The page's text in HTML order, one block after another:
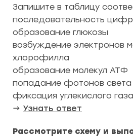
Запишите в таблицу
последовательность
образование глюкозы
возбуждение электронов
хлорофилла
образование молекул АТФ
попадание фотонов
фиксация углекислого газа
→ Узнать ответ
Рассмотрите схему и